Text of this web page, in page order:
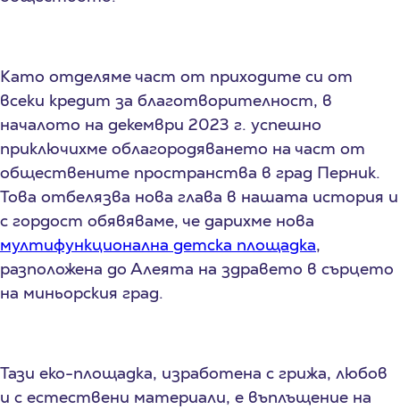
Като отделяме част от приходите си от
всеки кредит за благотворителност, в
началото на декември 2023 г. успешно
приключихме облагородяването на част от
обществените пространства в град Перник.
Това отбелязва нова глава в нашата история и
с гордост обявяваме, че дарихме нова
мултифункционална детска площадка,
разположена до Алеята на здравето в сърцето
на миньорския град.
Тази еко-площадка, изработена с грижа, любов
и с естествени материали, е въплъщение на